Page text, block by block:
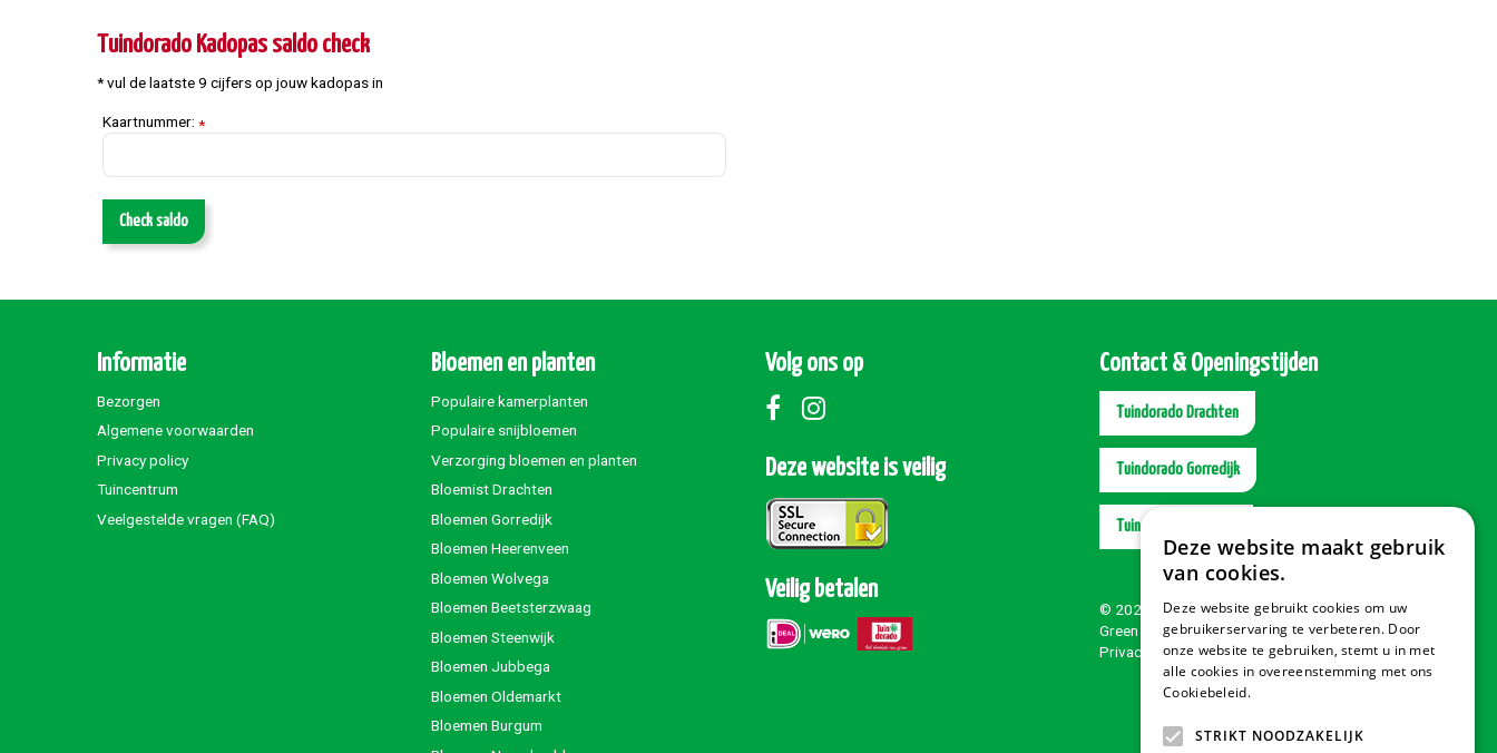
Tuindorado Kadopas saldo check
* vul de laatste 9 cijfers op jouw kadopas in
Kaartnummer: *
Check saldo
Informatie
Bezorgen
Algemene voorwaarden
Privacy policy
Tuincentrum
Veelgestelde vragen (FAQ)
Bloemen en planten
Populaire kamerplanten
Populaire snijbloemen
Verzorging bloemen en planten
Bloemist Drachten
Bloemen Gorredijk
Bloemen Heerenveen
Bloemen Wolvega
Bloemen Beetsterzwaag
Bloemen Steenwijk
Bloemen Jubbega
Bloemen Oldemarkt
Bloemen Burgum
Volg ons op
Deze website is veilig
Veilig betalen
Contact & Openingstijden
Tuindorado Drachten
Tuindorado Gorredijk
Tuindorado Wolvega
© 2026 Tuindorado
Green Solutions
Privacy policy
Deze website maakt gebruik
van cookies.
Deze website gebruikt cookies om uw
gebruikerservaring te verbeteren. Door
onze website te gebruiken, stemt u in met
alle cookies in overeenstemming met ons
Cookiebeleid.
STRIKT NOODZAKELIJK